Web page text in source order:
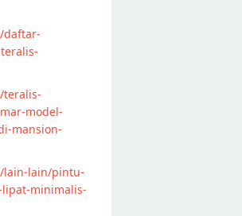
daftar-
teralis-
model-
mansion-
lain-lain/pintu-
minimalis-